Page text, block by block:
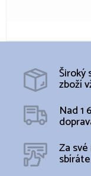
zboží
Nad 1
Za